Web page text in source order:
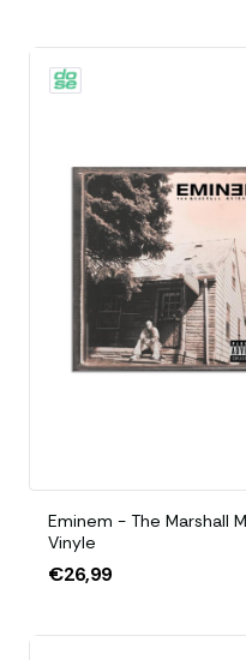
Eminem - The Marshall
Vinyle
€26,99